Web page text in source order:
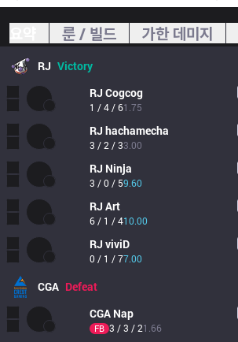
룬 / 빌드 가한 데미지
RJ Victory
RJ Cogcog
1 / 4 / 61.75
RJ hachamecha
3 / 2 / 33.00
RJ Ninja
3 / 0 / 59.60
RJ Art
6 / 1 / 410.00
RJ viviD
0 / 1 / 77.00
CGA Defeat
CGA Nap
FB 3 / 3 / 21.66